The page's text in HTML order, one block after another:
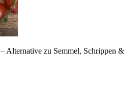
Alternative zu Semmel, Schrippen &